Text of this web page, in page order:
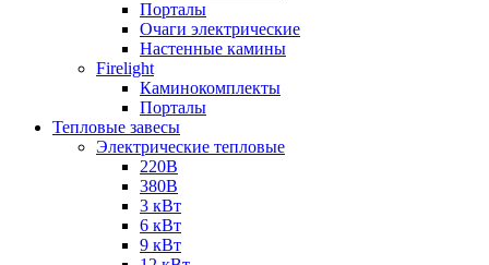
Порталы
Очаги электрические
Настенные камины
Firelight
Каминокомплекты
Порталы
Тепловые завесы
Электрические тепловые
220В
380В
3 кВт
6 кВт
9 кВт